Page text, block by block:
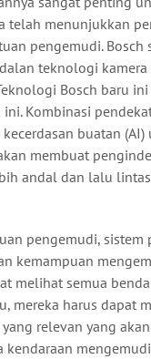
telah menunjukkan
pengemudi. Bosch
teknologi
Bosch baru
Kombinasi
buatan (AI)
membuat
andal dan lalu
pengemudi, sistem
kemampuan
melihat semua
mereka harus dapat
relevan yang akan
kendaraan